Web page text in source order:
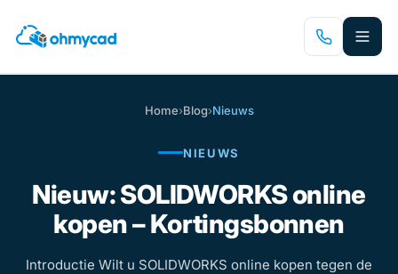
naar
Home›Blog›Nieuws
NIEUWS
Nieuw: SOLIDWORKS online
kopen – Kortingsbonnen
Introductie Wilt u SOLIDWORKS online kopen tegen de